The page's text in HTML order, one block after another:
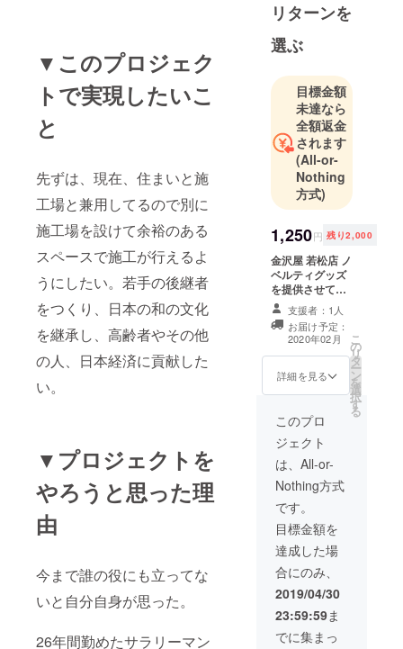
▼このプロジェク
トで実現したいこ
と
先ずは、現在、住まいと施
工場と兼用してるので別に
施工場を設けて余裕のある
スペースで施工が行えるよ
うにしたい。若手の後継者
をつくり、日本の和の文化
を継承し、高齢者やその他
の人、日本経済に貢献した
い。
▼プロジェクトを
やろうと思った理
由
今まで誰の役にも立ってな
いと自分自身が思った。
26年間勤めたサラリーマン
リターンを
選ぶ
目標金額
未達なら
全額返金
されます
(All-or-
Nothing
方式)
1,250円 残り2,000
金沢屋 若松店 ノ
ベルティグッズ
を提供させてい
ただきます。
支援者：1人
お届け予定：
2020年02月
詳細を見る
こ
の
リ
タ
ー
ン
を
選
択
す
る
このプロ
ジェクト
は、All-or-
Nothing方式
です。
目標金額を
達成した場
合にのみ、
2019/04/30
23:59:59ま
でに集まっ